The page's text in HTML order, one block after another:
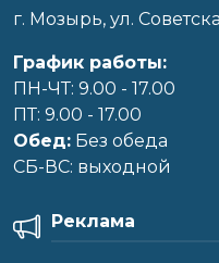
г. Мозырь, ул.
График работы:
ПН-ЧТ: 9.00 - 17.00
ПТ: 9.00 - 17.00
Обед: Без обеда
CБ-ВС: выходной
Реклама